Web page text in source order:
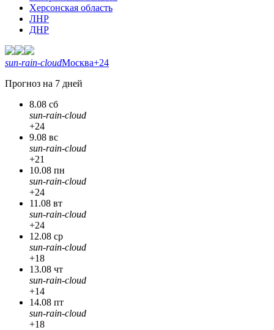
Херсонская область
ЛНР
ДНР
sun-rain-cloudМосква+24
Прогноз на 7 дней
8.08 сб
sun-rain-cloud
+24
9.08 вс
sun-rain-cloud
+21
10.08 пн
sun-rain-cloud
+24
11.08 вт
sun-rain-cloud
+24
12.08 ср
sun-rain-cloud
+18
13.08 чт
sun-rain-cloud
+14
14.08 пт
sun-rain-cloud
+18